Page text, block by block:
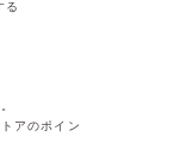
る
アのポイン